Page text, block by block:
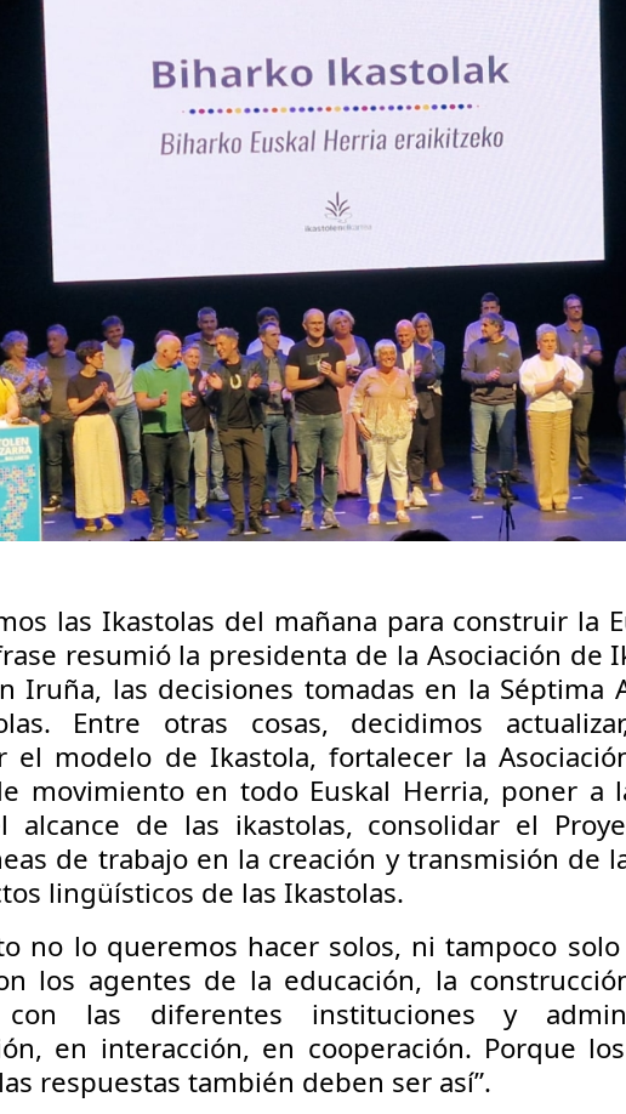
las Ikastolas del mañana para construir la
resumió la presidenta de la Asociación de
Iruña, las decisiones tomadas en la Séptima
Entre otras cosas, decidimos
el modelo de Ikastola, fortalecer la
movimiento en todo Euskal Herria, poner a
alcance de las ikastolas, consolidar el
de trabajo en la creación y transmisión de
lingüísticos de las Ikastolas.
no lo queremos hacer solos, ni tampoco
los agentes de la educación, la
con las diferentes instituciones y
en interacción, en cooperación. Porque
respuestas también deben ser así”.